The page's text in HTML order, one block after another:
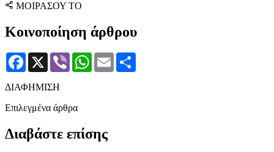
ΜΟΙΡΑΣΟΥ ΤΟ
Κοινοποίηση άρθρου
Facebook
X Viber WhatsApp
Email
ΔΙΑΦΗΜΙΣΗ
Επιλεγμένα άρθρα
Διαβάστε επίσης